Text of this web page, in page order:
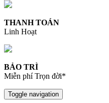
THANH TOÁN
Linh Hoạt
BẢO TRÌ
Miễn phí Trọn đời*
Toggle navigation